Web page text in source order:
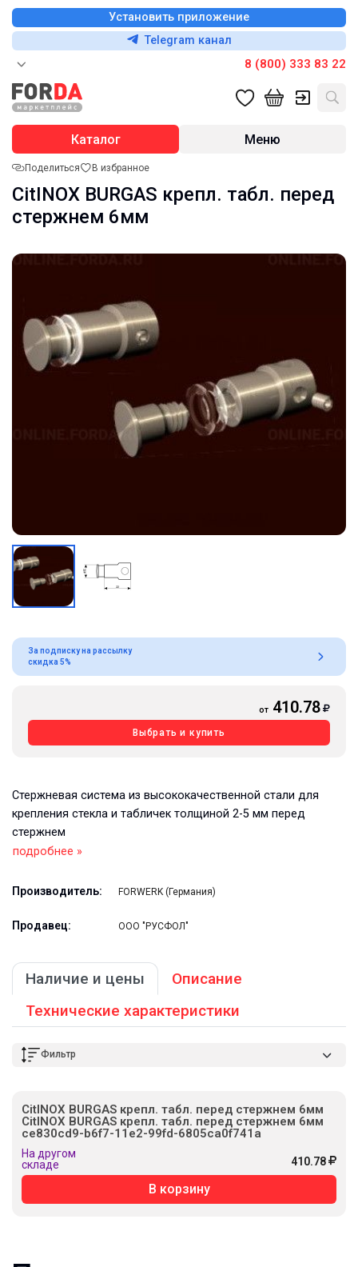
Установить приложение
Telegram канал
8 (800) 333 83 22
Каталог Меню
Поделиться В избранное
CitINOX BURGAS крепл. табл. перед
стержнем 6мм
За подписку на рассылку
скидка 5%
от 410.78
Выбрать и купить
Стержневая система из высококачественной стали для
крепления стекла и табличек толщиной 2-5 мм перед
стержнем
подробнее »
Производитель: FORWERK (Германия)
Продавец: ООО "РУСФОЛ"
Наличие и цены
Описание
Технические характеристики
Фильтр
CitINOX BURGAS крепл. табл. перед стержнем 6мм
CitINOX BURGAS крепл. табл. перед стержнем 6мм
ce830cd9-b6f7-11e2-99fd-6805ca0f741a
На другом
складе
410.78
В корзину